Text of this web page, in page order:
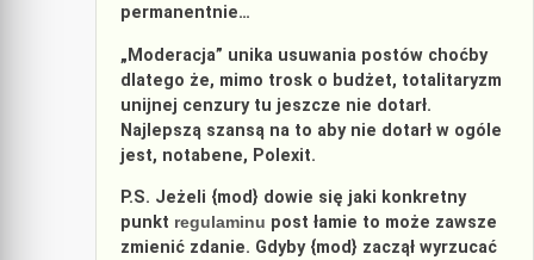
permanentnie…
„Moderacja” unika usuwania postów choćby
dlatego że, mimo trosk o budżet, totalitaryzm
unijnej cenzury tu jeszcze nie dotarł.
Najlepszą szansą na to aby nie dotarł w ogóle
jest, notabene, Polexit.
P.S. Jeżeli {mod} dowie się jaki konkretny
punkt regulaminu post łamie to może zawsze
zmienić zdanie. Gdyby {mod} zaczął wyrzucać